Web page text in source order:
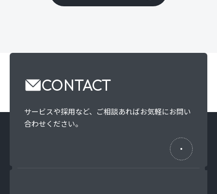
CONTACT
サービスや採用など、 ご相談あればお気軽にお問い
合わせください。